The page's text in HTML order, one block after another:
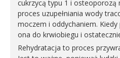
cukrzycą typu 1 i osteoporozą
proces uzupełniania wody
moczem i oddychaniem.
ona do krwiobiegu i
Rehydratacja to proces